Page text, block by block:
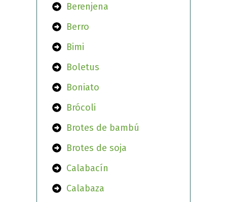
Berenjena
Berro
Bimi
Boletus
Boniato
Brócoli
Brotes de bambú
Brotes de soja
Calabacín
Calabaza